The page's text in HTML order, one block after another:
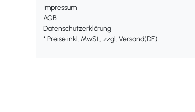
Impressum
AGB
Datenschutzerklärung
* Preise inkl. MwSt., zzgl. Versand(DE)